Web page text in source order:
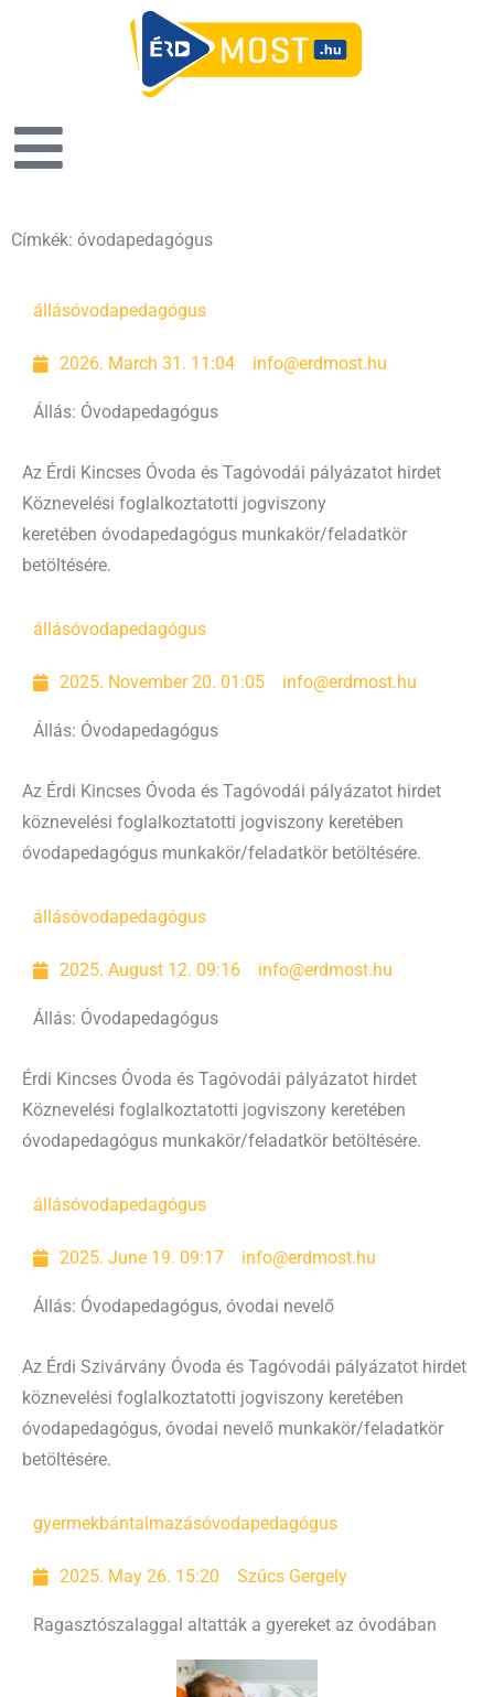
Címkék: óvodapedagógus
állásóvodapedagógus
2026. March 31. 11:04 info@erdmost.hu
Állás: Óvodapedagógus
Az Érdi Kincses Óvoda és Tagóvodái pályázatot hirdet
Köznevelési foglalkoztatotti jogviszony
keretében óvodapedagógus munkakör/feladatkör
betöltésére.
állásóvodapedagógus
2025. November 20. 01:05 info@erdmost.hu
Állás: Óvodapedagógus
Az Érdi Kincses Óvoda és Tagóvodái pályázatot hirdet
köznevelési foglalkoztatotti jogviszony keretében
óvodapedagógus munkakör/feladatkör betöltésére.
állásóvodapedagógus
2025. August 12. 09:16 info@erdmost.hu
Állás: Óvodapedagógus
Érdi Kincses Óvoda és Tagóvodái pályázatot hirdet
Köznevelési foglalkoztatotti jogviszony keretében
óvodapedagógus munkakör/feladatkör betöltésére.
állásóvodapedagógus
2025. June 19. 09:17 info@erdmost.hu
Állás: Óvodapedagógus, óvodai nevelő
Az Érdi Szivárvány Óvoda és Tagóvodái pályázatot hirdet
köznevelési foglalkoztatotti jogviszony keretében
óvodapedagógus, óvodai nevelő munkakör/feladatkör
betöltésére.
gyermekbántalmazásóvodapedagógus
2025. May 26. 15:20 Szűcs Gergely
Ragasztószalaggal altatták a gyereket az óvodában